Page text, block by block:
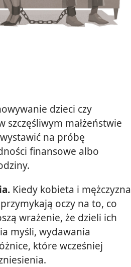
dzieci czy
małżeństwie
na próbę
finansowe albo
Kiedy kobieta i mężczyzna
oczy na to, co
wrażenie, że dzieli ich
myśli, wydawania
które wcześniej